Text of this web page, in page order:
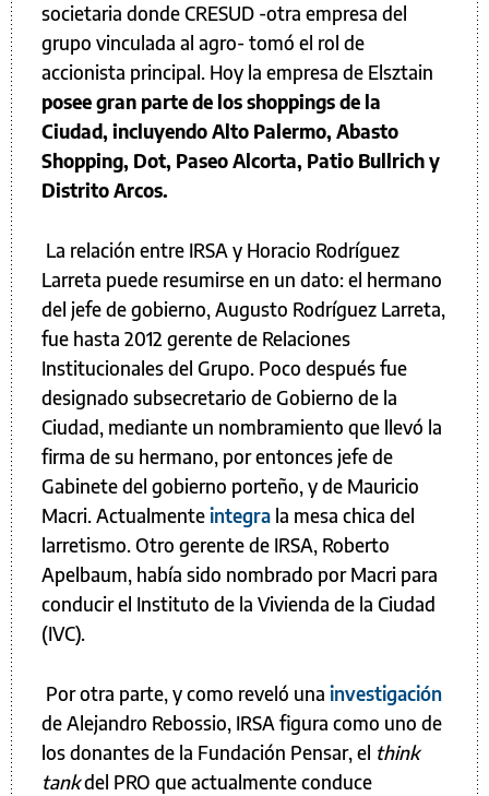
societaria donde CRESUD -otra empresa del
grupo vinculada al agro- tomó el rol de
accionista principal. Hoy la empresa de Elsztain
posee gran parte de los shoppings de la
Ciudad, incluyendo Alto Palermo, Abasto
Shopping, Dot, Paseo Alcorta, Patio Bullrich y
Distrito Arcos.
La relación entre IRSA y Horacio Rodríguez
Larreta puede resumirse en un dato: el hermano
del jefe de gobierno, Augusto Rodríguez Larreta,
fue hasta 2012 gerente de Relaciones
Institucionales del Grupo. Poco después fue
designado subsecretario de Gobierno de la
Ciudad, mediante un nombramiento que llevó la
firma de su hermano, por entonces jefe de
Gabinete del gobierno porteño, y de Mauricio
Macri. Actualmenteintegra la mesa chica del
larretismo. Otro gerente de IRSA, Roberto
Apelbaum, había sido nombrado por Macri para
conducir el Instituto de la Vivienda de la Ciudad
(IVC).
Por otra parte, y como reveló una investigación
de Alejandro Rebossio, IRSA figura como uno de
los donantes de la Fundación Pensar, el think
tankdel PRO que actualmente conduce